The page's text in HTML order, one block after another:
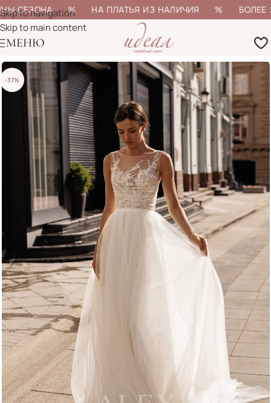
СЕЗОНА % НА ПЛАТЬЯ ИЗ НАЛИЧИЯ % БОЛЕЕ
Skip to navigation
Skip to main content
МЕНЮ
-37%